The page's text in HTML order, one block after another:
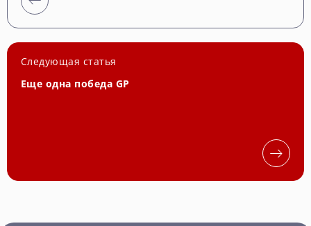
Следующая статья
Еще одна победа GP